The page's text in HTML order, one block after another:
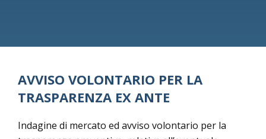
AVVISO VOLONTARIO PER LA
TRASPARENZA EX ANTE
Indagine di mercato ed avviso volontario per la